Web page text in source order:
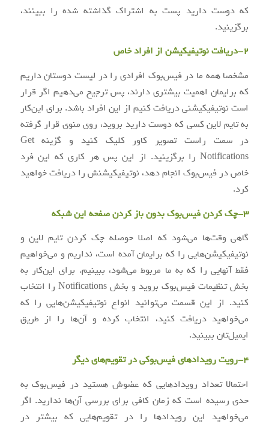
که دوست دارید پست به اشتراک گذاشته شده را ببینند،
برگزینید.
2-دریافت نوتیفیکیشن از افراد خاص
مشخصا همه ما در فیس‌بوک افرادی را در لیست دوستان داریم
که برایمان اهمیت بیشتری دارند، پس ترجیح می‌دهیم اگر قرار
است نوتیفیکیشنی دریافت کنیم از این افراد باشد. برای این‌کار
به تایم لاین کسی که دوست دارید بروید، روی منوی قرار گرفته
در سمت راست تصویر کاور کلیک کنید و گزینه Get
Notifications را برگزینید. از این پس هر کاری که این فرد
خاص در فیس‌بوک انجام دهد، نوتیفیکیشنش را دریافت خواهید
کرد.
3-چک کردن فیس‌بوک بدون باز کردن صفحه این شبکه
گاهی وقت‌ها می‌شود که اصلا حوصله چک کردن تایم لاین و
نوتیفیکیشن‌هایی را که برایمان آمده است، نداریم و می‌خواهیم
فقط آنهایی را که به ما مربوط می‌شود، ببینیم. برای این‌کار به
بخش تنظیمات فیس‌بوک بروید و بخش Notifications را انتخاب
کنید. از این قسمت می‌توانید انواع نوتیفیکیشن‌هایی را که
می‌خواهید دریافت کنید، انتخاب کرده و آن‌ها را از طریق
ایمیل‌تان ببینید.
4-رویت رویدادهای فیس‌بوکی در تقویم‌های دیگر
احتمالا تعداد رویداد‌هایی که عضوش هستید در فیس‌بوک به
حدی رسیده است که زمان کافی برای بررسی آن‌ها ندارید. اگر
می‌خواهید این رویدادها را در تقویم‌هایی که بیشتر در